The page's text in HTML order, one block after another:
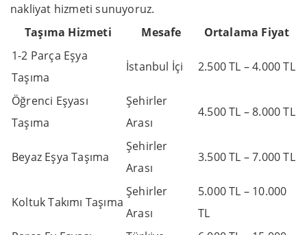
nakliyat hizmeti sunuyoruz.
Taşıma Hizmeti
Mesafe
Ortalama Fiyat
1-2 Parça Eşya
Taşıma
İstanbul İçi 2.500 TL – 4.000 TL
Öğrenci Eşyası
Taşıma
Şehirler
Arası
4.500 TL – 8.000 TL
Beyaz Eşya Taşıma
Şehirler
Arası
3.500 TL – 7.000 TL
Koltuk Takımı Taşıma
Şehirler
Arası
5.000 TL – 10.000
TL